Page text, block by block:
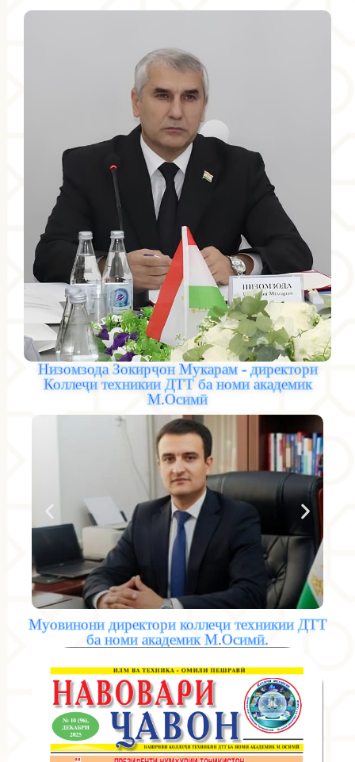
Низомзода Зокирҷон Мукарам - директори
Коллеҷи техникии ДТТ ба номи академик
М.Оcимӣ
Муовинони директори коллеҷи техникии ДТТ
ба номи академик М.Осимӣ.